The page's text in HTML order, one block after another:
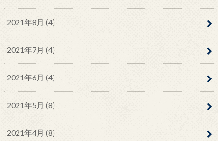
2021年8月 (4)
2021年7月 (4)
2021年6月 (4)
2021年5月 (8)
2021年4月 (8)